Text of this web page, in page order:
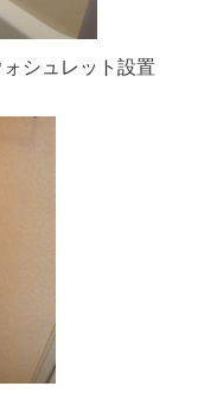
シュレット設置